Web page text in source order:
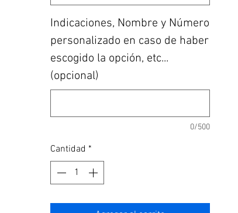
Indicaciones, Nombre y Número
personalizado en caso de haber
escogido la opción, etc...
(opcional)
0/500
Cantidad *